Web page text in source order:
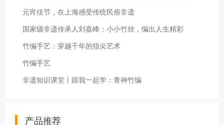
元宵佳节，在上海感受传统民俗非遗
国家级非遗传承人刘嘉峰：小小竹丝，编出人生精彩
竹编手艺：穿越千年的指尖艺术
竹编手艺
非遗知识课堂丨跟我一起学：青神竹编
产品推荐